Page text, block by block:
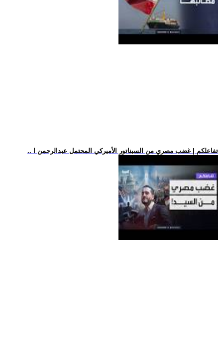
.. تفاعلكم | غضب مصري من السيناتور الأميركي المحتمل عبدالرحمن ا